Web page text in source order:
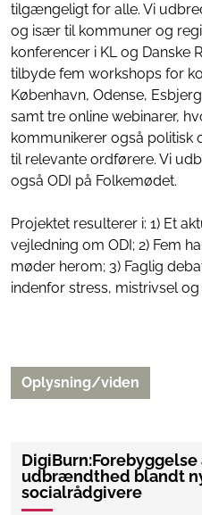
tilgængeligt for alle. Vi
og især til kommuner og
konferencer i KL og Danske
tilbyde fem workshops for
København, Odense,
samt tre online webinarer,
kommunikerer også politisk
til relevante ordførere. Vi
også ODI på Folkemødet.
Projektet resulterer i: 1) Et
vejledning om ODI; 2) Fem
møder herom; 3) Faglig
indenfor stress, mistrivsel
Oplysning/viden
udbrændthed blandt
socialrådgivere